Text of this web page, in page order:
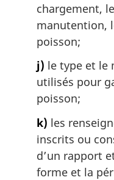
chargement,
manutention,
poisson;
j) le type et le
utilisés pour
poisson;
k) les
inscrits ou
d’un rapport
forme et la